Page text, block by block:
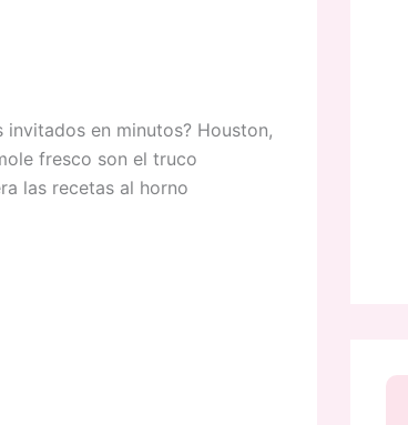
invitados en minutos? Houston,
fresco son el truco
las recetas al horno